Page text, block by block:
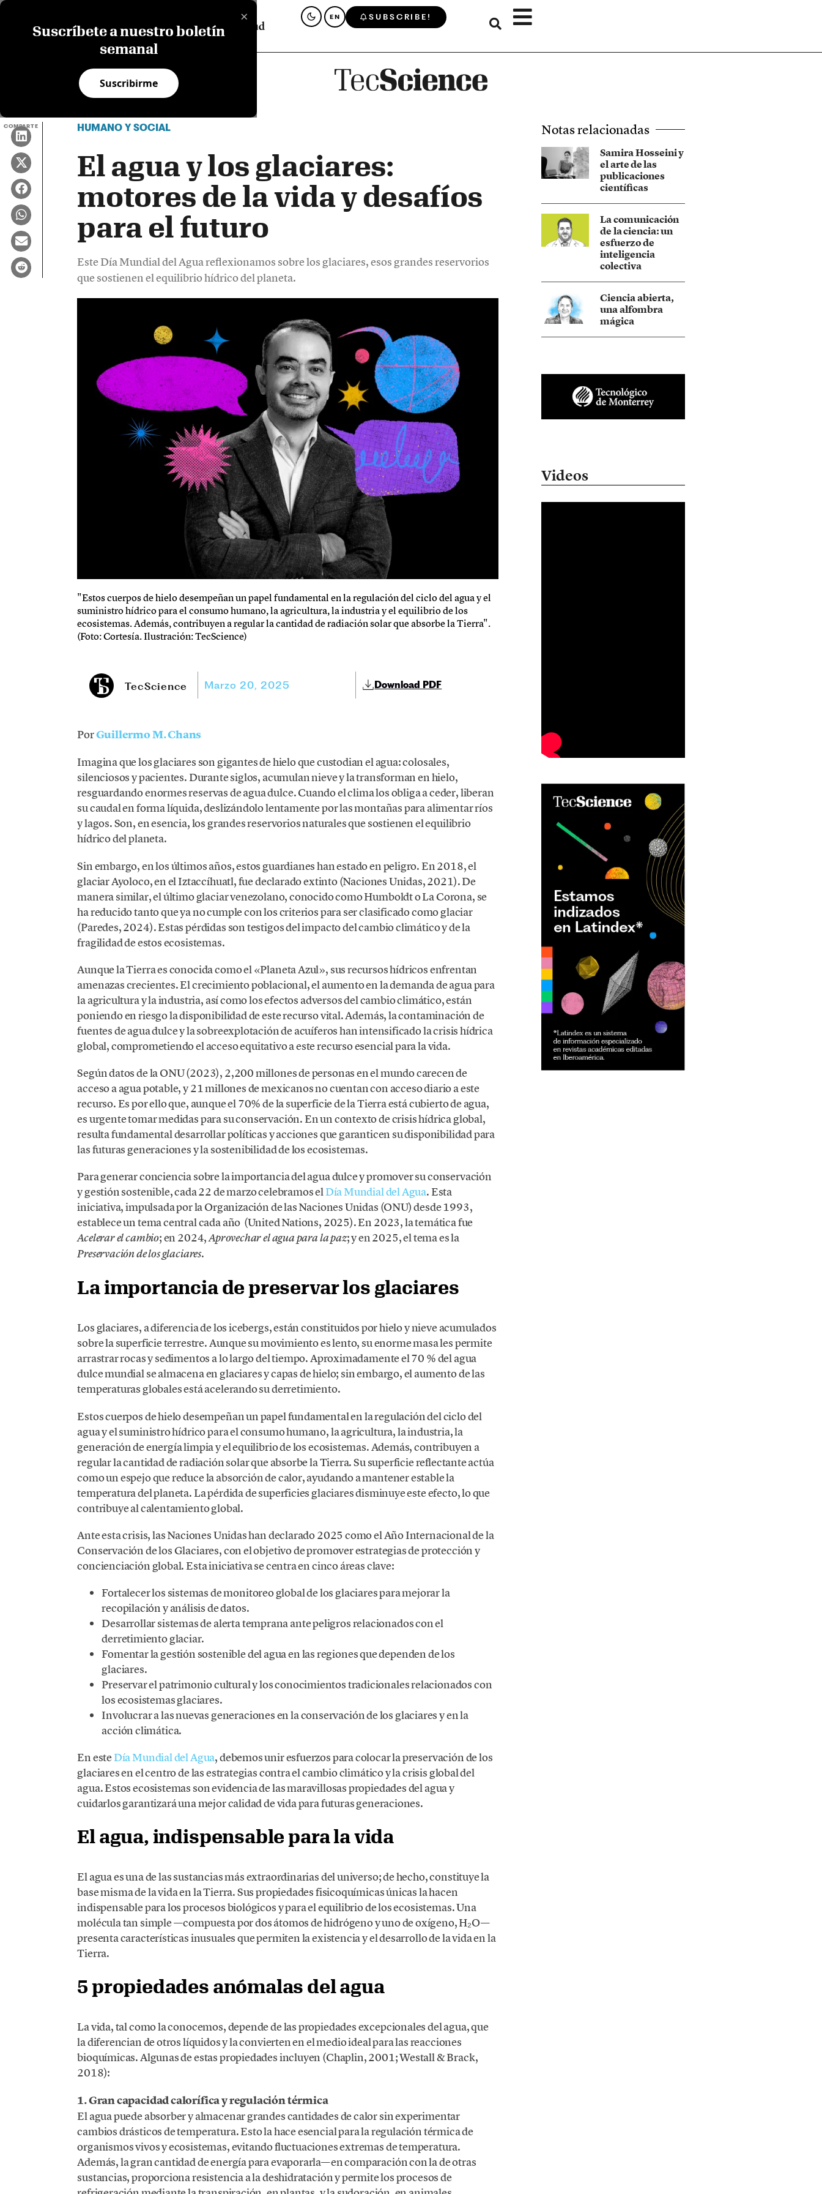
×
Suscríbete a nuestro boletín
semanal
Suscribirme
EN SUBSCRIBE!
COMPARTE HUMANO Y SOCIAL
El agua y los glaciares:
motores de la vida y desafíos
para el futuro
Este Día Mundial del Agua reflexionamos sobre los glaciares, esos grandes reservorios
que sostienen el equilibrio hídrico del planeta.
"Estos cuerpos de hielo desempeñan un papel fundamental en la regulación del ciclo del agua y el
suministro hídrico para el consumo humano, la agricultura, la industria y el equilibrio de los
ecosistemas. Además, contribuyen a regular la cantidad de radiación solar que absorbe la Tierra".
(Foto: Cortesía. Ilustración: TecScience)
TecScience Marzo 20, 2025 Download PDF
PorGuillermo M. Chans
Imagina que los glaciares son gigantes de hielo que custodian el agua: colosales,
silenciosos y pacientes. Durante siglos, acumulan nieve y la transforman en hielo,
resguardando enormes reservas de agua dulce. Cuando el clima los obliga a ceder, liberan
su caudal en forma líquida, deslizándolo lentamente por las montañas para alimentar ríos
y lagos. Son, en esencia, los grandes reservorios naturales que sostienen el equilibrio
hídrico del planeta.
Sin embargo, en los últimos años, estos guardianes han estado en peligro. En 2018, el
glaciar Ayoloco, en el Iztaccíhuatl, fue declarado extinto (Naciones Unidas, 2021). De
manera similar, el último glaciar venezolano, conocido como Humboldt o La Corona, se
ha reducido tanto que ya no cumple con los criterios para ser clasificado como glaciar
(Paredes, 2024). Estas pérdidas son testigos del impacto del cambio climático y de la
fragilidad de estos ecosistemas.
Aunque la Tierra es conocida como el «Planeta Azul», sus recursos hídricos enfrentan
amenazas crecientes. El crecimiento poblacional, el aumento en la demanda de agua para
la agricultura y la industria, así como los efectos adversos del cambio climático, están
poniendo en riesgo la disponibilidad de este recurso vital. Además, la contaminación de
fuentes de agua dulce y la sobreexplotación de acuíferos han intensificado la crisis hídrica
global, comprometiendo el acceso equitativo a este recurso esencial para la vida.
Según datos de la ONU (2023), 2,200 millones de personas en el mundo carecen de
acceso a agua potable, y 21 millones de mexicanos no cuentan con acceso diario a este
recurso. Es por ello que, aunque el 70% de la superficie de la Tierra está cubierto de agua,
es urgente tomar medidas para su conservación. En un contexto de crisis hídrica global,
resulta fundamental desarrollar políticas y acciones que garanticen su disponibilidad para
las futuras generaciones y la sostenibilidad de los ecosistemas.
Para generar conciencia sobre la importancia del agua dulce y promover su conservación
y gestión sostenible, cada 22 de marzo celebramos elDía Mundial del Agua. Esta
iniciativa, impulsada por la Organización de las Naciones Unidas (ONU) desde 1993,
establece un tema central cada año (United Nations, 2025). En 2023, la temática fue
Acelerar el cambio; en 2024,Aprovechar el agua para la paz; y en 2025, el tema es la
Preservación de los glaciares.
La importancia de preservar los glaciares
Los glaciares, a diferencia de los icebergs, están constituidos por hielo y nieve acumulados
sobre la superficie terrestre. Aunque su movimiento es lento, su enorme masa les permite
arrastrar rocas y sedimentos a lo largo del tiempo. Aproximadamente el 70 % del agua
dulce mundial se almacena en glaciares y capas de hielo; sin embargo, el aumento de las
temperaturas globales está acelerando su derretimiento.
Estos cuerpos de hielo desempeñan un papel fundamental en la regulación del ciclo del
agua y el suministro hídrico para el consumo humano, la agricultura, la industria, la
generación de energía limpia y el equilibrio de los ecosistemas. Además, contribuyen a
regular la cantidad de radiación solar que absorbe la Tierra. Su superficie reflectante actúa
como un espejo que reduce la absorción de calor, ayudando a mantener estable la
temperatura del planeta. La pérdida de superficies glaciares disminuye este efecto, lo que
contribuye al calentamiento global.
Ante esta crisis, las Naciones Unidas han declarado 2025 como el Año Internacional de la
Conservación de los Glaciares, con el objetivo de promover estrategias de protección y
concienciación global. Esta iniciativa se centra en cinco áreas clave:
Fortalecer los sistemas de monitoreo global de los glaciares para mejorar la
recopilación y análisis de datos.
Desarrollar sistemas de alerta temprana ante peligros relacionados con el
derretimiento glaciar.
Fomentar la gestión sostenible del agua en las regiones que dependen de los
glaciares.
Preservar el patrimonio cultural y los conocimientos tradicionales relacionados con
los ecosistemas glaciares.
Involucrar a las nuevas generaciones en la conservación de los glaciares y en la
acción climática.
En esteDía Mundial del Agua, debemos unir esfuerzos para colocar la preservación de los
glaciares en el centro de las estrategias contra el cambio climático y la crisis global del
agua. Estos ecosistemas son evidencia de las maravillosas propiedades del agua y
cuidarlos garantizará una mejor calidad de vida para futuras generaciones.
El agua, indispensable para la vida
El agua es una de las sustancias más extraordinarias del universo; de hecho, constituye la
base misma de la vida en la Tierra. Sus propiedades fisicoquímicas únicas la hacen
indispensable para los procesos biológicos y para el equilibrio de los ecosistemas. Una
molécula tan simple —compuesta por dos átomos de hidrógeno y uno de oxígeno, H₂O—
presenta características inusuales que permiten la existencia y el desarrollo de la vida en la
Tierra.
5 propiedades anómalas del agua
La vida, tal como la conocemos, depende de las propiedades excepcionales del agua, que
la diferencian de otros líquidos y la convierten en el medio ideal para las reacciones
bioquímicas. Algunas de estas propiedades incluyen (Chaplin, 2001; Westall & Brack,
2018):
1. Gran capacidad calorífica y regulación térmica
El agua puede absorber y almacenar grandes cantidades de calor sin experimentar
cambios drásticos de temperatura. Esto la hace esencial para la regulación térmica de
organismos vivos y ecosistemas, evitando fluctuaciones extremas de temperatura.
Además, la gran cantidad de energía para evaporarla—en comparación con la de otras
sustancias, proporciona resistencia a la deshidratación y permite los procesos de
Notas relacionadas
Samira Hosseini y
el arte de las
publicaciones
científicas
La comunicación
de la ciencia: un
esfuerzo de
inteligencia
colectiva
Ciencia abierta,
una alfombra
mágica
Videos